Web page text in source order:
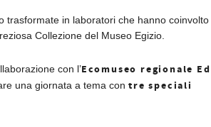
trasformate in laboratori che hanno coinvolto
Collezione del Museo Egizio.
con l’Ecomuseo regionale Ed
una giornata a tema contre speciali